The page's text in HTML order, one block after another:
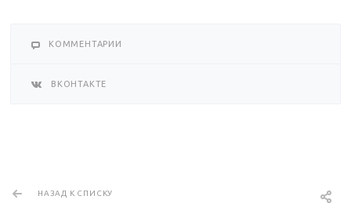
КОММЕНТАРИИ
ВКОНТАКТЕ
НАЗАД К СПИСКУ